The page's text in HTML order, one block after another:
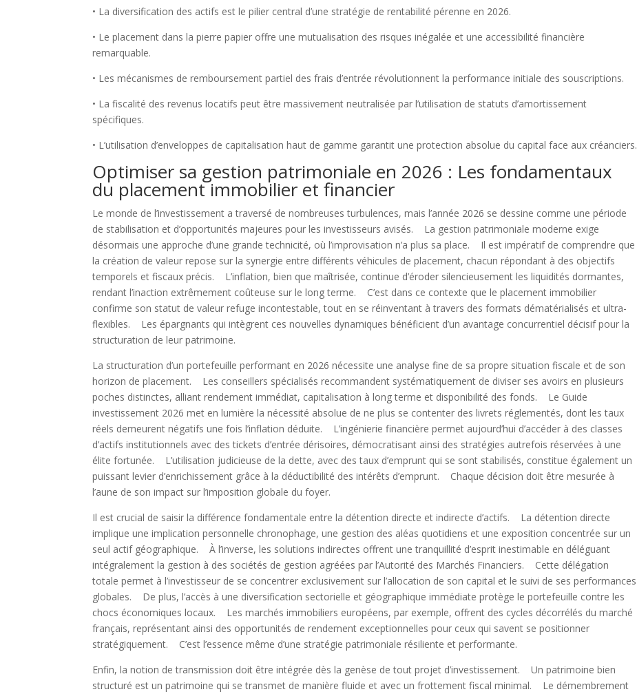
• La diversification des actifs est le pilier central d’une stratégie de rentabilité pérenne en 2026.
• Le placement dans la pierre papier offre une mutualisation des risques inégalée et une accessibilité financière
remarquable.
• Les mécanismes de remboursement partiel des frais d’entrée révolutionnent la performance initiale des souscriptions.
• La fiscalité des revenus locatifs peut être massivement neutralisée par l’utilisation de statuts d’amortissement
spécifiques.
• L’utilisation d’enveloppes de capitalisation haut de gamme garantit une protection absolue du capital face aux créanciers.
Optimiser sa gestion patrimoniale en 2026 : Les fondamentaux
du placement immobilier et financier
Le monde de l’investissement a traversé de nombreuses turbulences, mais l’année 2026 se dessine comme une période
de stabilisation et d’opportunités majeures pour les investisseurs avisés. La gestion patrimoniale moderne exige
désormais une approche d’une grande technicité, où l’improvisation n’a plus sa place. Il est impératif de comprendre que
la création de valeur repose sur la synergie entre différents véhicules de placement, chacun répondant à des objectifs
temporels et fiscaux précis. L’inflation, bien que maîtrisée, continue d’éroder silencieusement les liquidités dormantes,
rendant l’inaction extrêmement coûteuse sur le long terme. C’est dans ce contexte que le placement immobilier
confirme son statut de valeur refuge incontestable, tout en se réinventant à travers des formats dématérialisés et ultra-
flexibles. Les épargnants qui intègrent ces nouvelles dynamiques bénéficient d’un avantage concurrentiel décisif pour la
structuration de leur patrimoine.
La structuration d’un portefeuille performant en 2026 nécessite une analyse fine de sa propre situation fiscale et de son
horizon de placement. Les conseillers spécialisés recommandent systématiquement de diviser ses avoirs en plusieurs
poches distinctes, alliant rendement immédiat, capitalisation à long terme et disponibilité des fonds. Le Guide
investissement 2026 met en lumière la nécessité absolue de ne plus se contenter des livrets réglementés, dont les taux
réels demeurent négatifs une fois l’inflation déduite. L’ingénierie financière permet aujourd’hui d’accéder à des classes
d’actifs institutionnels avec des tickets d’entrée dérisoires, démocratisant ainsi des stratégies autrefois réservées à une
élite fortunée. L’utilisation judicieuse de la dette, avec des taux d’emprunt qui se sont stabilisés, constitue également un
puissant levier d’enrichissement grâce à la déductibilité des intérêts d’emprunt. Chaque décision doit être mesurée à
l’aune de son impact sur l’imposition globale du foyer.
Il est crucial de saisir la différence fondamentale entre la détention directe et indirecte d’actifs. La détention directe
implique une implication personnelle chronophage, une gestion des aléas quotidiens et une exposition concentrée sur un
seul actif géographique. À l’inverse, les solutions indirectes offrent une tranquillité d’esprit inestimable en déléguant
intégralement la gestion à des sociétés de gestion agréées par l’Autorité des Marchés Financiers. Cette délégation
totale permet à l’investisseur de se concentrer exclusivement sur l’allocation de son capital et le suivi de ses performances
globales. De plus, l’accès à une diversification sectorielle et géographique immédiate protège le portefeuille contre les
chocs économiques locaux. Les marchés immobiliers européens, par exemple, offrent des cycles décorrélés du marché
français, représentant ainsi des opportunités de rendement exceptionnelles pour ceux qui savent se positionner
stratégiquement. C’est l’essence même d’une stratégie patrimoniale résiliente et performante.
Enfin, la notion de transmission doit être intégrée dès la genèse de tout projet d’investissement. Un patrimoine bien
structuré est un patrimoine qui se transmet de manière fluide et avec un frottement fiscal minimal. Le démembrement